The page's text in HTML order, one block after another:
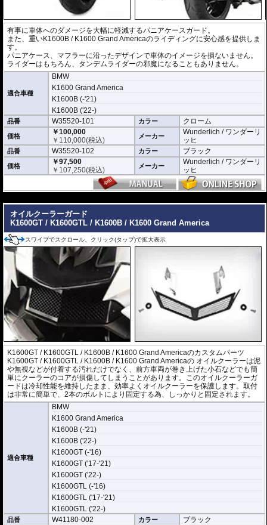
有事に車体へのダメージを大幅に軽減するパニアケースガード。
また、重いK1600B / K1600 Grand Americaのライディングに安心感を提供しま
す。
パニアケース、マフラーに沿ったデザインで車体のイメージを損ないません。
ライダーはもちろん、タンデムライダーの邪魔になることもありません。
適合車種
BMW
K1600 Grand America
K1600B (-'21)
K1600B ('22-)
品番 W35520-101 カラー クローム
価格
￥100,000
￥ 110,000(税込) メーカー
Wunderlich / ワンダーリ
ッヒ
品番 W35520-102 カラー ブラック
価格
￥97,500
￥ 107,250(税込) メーカー
Wunderlich / ワンダーリ
ッヒ
オイルクーラーガード
K1600GT / K1600GTL / K1600B / K1600 Grand America
スワイプでスクロール、クリック(タップ)で拡大表示
K1600GT / K1600GTL / K1600B / K1600 Grand Americaのカスタムパーツ
K1600GT / K1600GTL / K1600B / K1600 Grand Americaの オイルクーラーは泥
や無視などが付着する汚れだけでなく、前方車両が巻き上げた小石などでも簡
単にクーラーのコアが損傷してしまうことがあります。このオイルクーラーガ
ードは冷却性能を維持したまま、効率よくオイルクーラーを保護します。取付
は非常に簡単で、2本のボルトにより固定する為、しっかりと固定されます。
適合車種
BMW
K1600 Grand America
K1600B (-'21)
K1600B ('22-)
K1600GT (-'16)
K1600GT ('17-'21)
K1600GT ('22-)
K1600GTL (-'16)
K1600GTL ('17-'21)
K1600GTL ('22-)
品番 W41180-002 カラー ブラック